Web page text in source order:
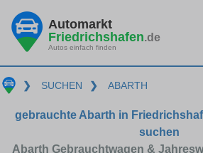
Automarkt
Friedrichshafen.de
Autos einfach finden
❯ SUCHEN ❯ ABARTH
gebrauchte Abarth in
suchen
Abarth Gebrauchtwagen &